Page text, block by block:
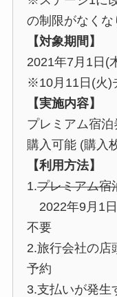
の制限がなく
【対象期間】
2021年7月1日(
※10月11日(火)
【実施内容】
プレミアム宿
購入可能 (購入
【利用方法】
1.プレミアム宿
2022年9月1
不要
2.旅行会社の店
予約
3.支払いが発生